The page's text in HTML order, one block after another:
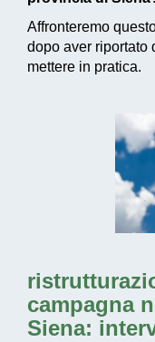
Affronteremo
dopo aver riportato
mettere in pratica.
campagna
Siena: